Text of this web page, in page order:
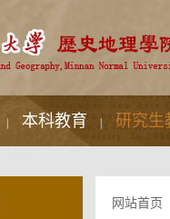
本科教育 研究生
网站首页